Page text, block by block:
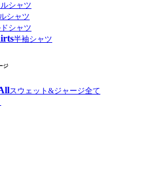
シャツ
シャツ
シャツ
半袖シャツ
ジ
スウェット&ジャージ全て